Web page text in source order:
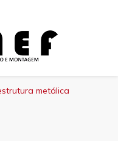
metálica